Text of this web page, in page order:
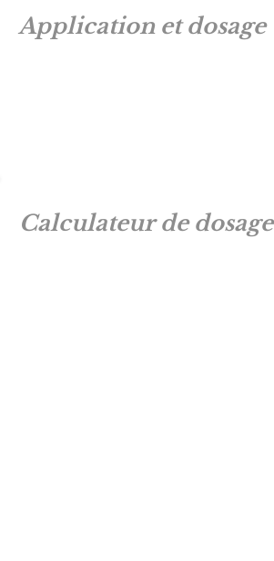
Application et dosage
Calculateur de dosage